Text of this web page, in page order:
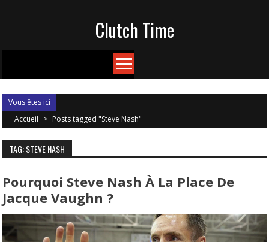
Clutch Time
Vous êtes ici
Accueil > Posts tagged "Steve Nash"
TAG: STEVE NASH
Pourquoi Steve Nash À La Place De
Jacque Vaughn ?